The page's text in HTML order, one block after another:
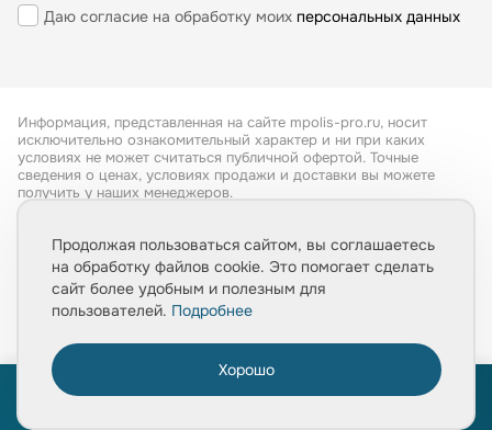
Даю согласие на обработку моих персональных данных
Информация, представленная на сайте mpolis-pro.ru, носит
исключительно ознакомительный характер и ни при каких
условиях не может считаться публичной офертой. Точные
сведения о ценах, условиях продажи и доставки вы можете
получить у наших менеджеров.
Обработка персональных данных
Политика конфиденциальности
Продолжая пользоваться сайтом, вы соглашаетесь
на обработку файлов cookie. Это помогает сделать
сайт более удобным и полезным для
пользователей. Подробнее
Хорошо